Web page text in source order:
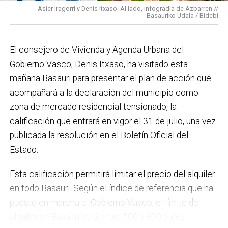
elaboración del Plan General de Actuación Energética,
el Plan de Acción contra el Ruido y la instalación de
régimen de autoconsumo, que hacen de Basauri un
municipio más sostenible y preparado para el futuro.
En ese sentido, estamos trabajando en acciones de
clima y energía, entre las que destacan el diseño de
una red de refugios climáticos, junto con un Plan de
Actuación ante Episodios de Altas Temperaturas,
como las que recientemente hemos sufrido.
proyecto de lanueva haurreskola que se construirá en
Sarratu, junto a Arizko Ikastola, y que es una apuesta
por la educación pública y un elemento más de apoyo
Asier Iragorri y Denis Itxaso. Al lado, infogradia de Azbarren //
Basauriko Udala / Bidebi
El consejero de Vivienda y Agenda Urbana del
Gobierno Vasco, Denis Itxaso, ha visitado esta
mañana Basauri para presentar el plan de acción que
acompañará a la declaración del municipio como
zona de mercado residencial tensionado, la
calificación que entrará en vigor el 31 de julio, una vez
publicada la resolución en el Boletín Oficial del
Estado.
Esta calificación permitirá limitar el precio del alquiler
en todo Basauri. Según el índice de referencia que ha
puesto en marcha el Gobierno Vasco, el límite de